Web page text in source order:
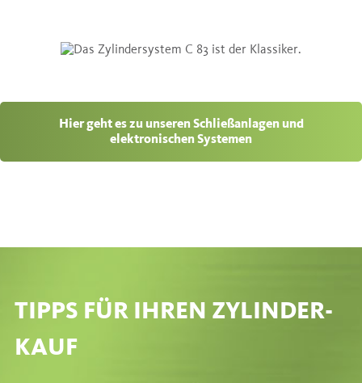
Hier geht es zu unseren Schließanlagen und
elektronischen Systemen
TIPPS FÜR IHREN ZYLINDER-
KAUF